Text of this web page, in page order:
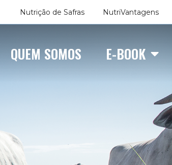
Nutrição de Safras NutriVantagens
QUEM SOMOS E-BOOK